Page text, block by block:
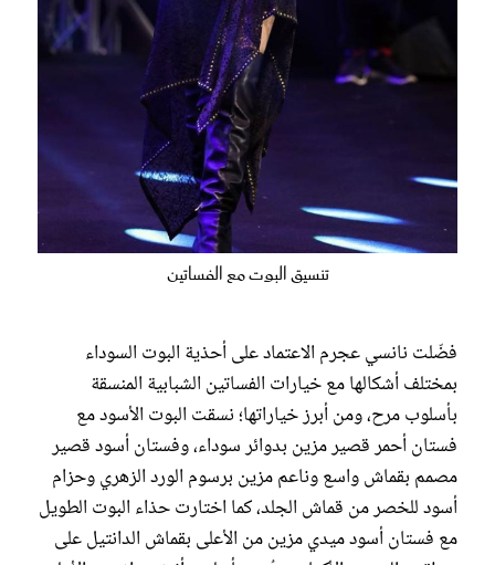
تنسيق البوت مع الفساتين
فضّلت نانسي عجرم الاعتماد على أحذية البوت السوداء
بمختلف أشكالها مع خيارات الفساتين الشبابية المنسقة
بأسلوب مرح، ومن أبرز خياراتها؛ نسقت البوت الأسود مع
فستان أحمر قصير مزين بدوائر سوداء، وفستان أسود قصير
مصمم بقماش واسع وناعم مزين برسوم الورد الزهري وحزام
أسود للخصر من قماش الجلد، كما اختارت حذاء البوت الطويل
مع فستان أسود ميدي مزين من الأعلى بقماش الدانتيل على